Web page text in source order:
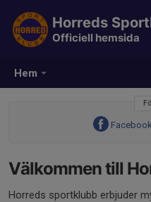
Hem
Horreds
Officiell hemsida
Facebook
Välkommen till
Horreds sportklubb erbjuder